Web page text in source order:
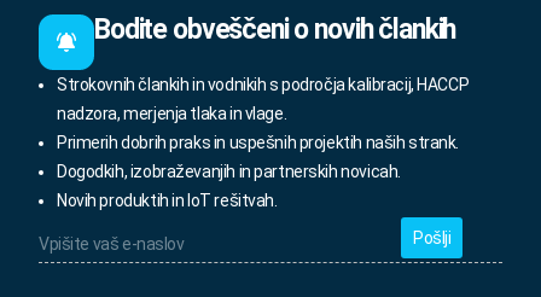
Bodite obveščeni o novih člankih
Strokovnih člankih in vodnikih s področja kalibracij, HACCP
nadzora, merjenja tlaka in vlage.
Primerih dobrih praks in uspešnih projektih naših strank.
Dogodkih, izobraževanjih in partnerskih novicah.
Novih produktih in IoT rešitvah.
vaš
e-